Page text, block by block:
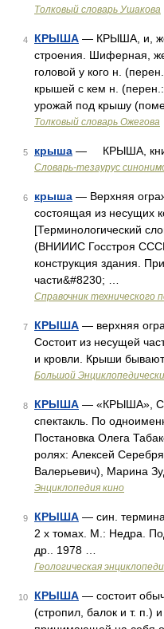
Толковый словарь Ушакова
4 КРЫША — КРЫША, и,
строения. Шиферная,
головой у кого н.
крышей с кем н.
урожай под крышу
Толковый словарь Ожегова
5 крыша — КРЫША,
Словарь-тезаурус
6 крыша — Верхняя
состоящая из несущих
[Терминологический
(ВНИИИС Госстроя
конструкция здания.
части&#8230; …
Справочник технического
7 КРЫША — верхняя
Состоит из несущей
и кровли. Крыши
Большой
8 КРЫША — «КРЫША»,
спектакль. По
Постановка Олега
ролях: Алексей
Валерьевич), Марина
Энциклопедия кино
9 КРЫША — син. термина
2 х томах. М.: Недра.
др.. 1978 …
Геологическая
10 КРЫША — состоит
(стропил, балок и т. п.)